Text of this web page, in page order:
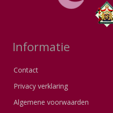
Informatie
Contact
Privacy verklaring
Algemene voorwaarden